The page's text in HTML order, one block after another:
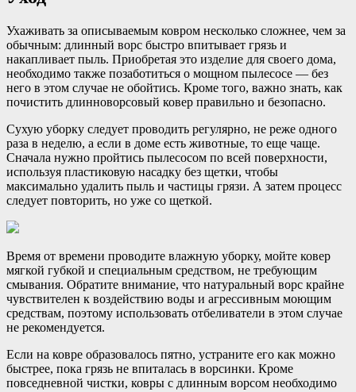
Ухаживать за описываемым ковром несколько сложнее, чем за
обычным: длинный ворс быстро впитывает грязь и
накапливает пыль. Приобретая это изделие для своего дома,
необходимо также позаботиться о мощном пылесосе — без
него в этом случае не обойтись. Кроме того, важно знать, как
почистить длинноворсовый ковер правильно и безопасно.
Сухую уборку следует проводить регулярно, не реже одного
раза в неделю, а если в доме есть животные, то еще чаще.
Сначала нужно пройтись пылесосом по всей поверхности,
используя пластиковую насадку без щетки, чтобы
максимально удалить пыль и частицы грязи. А затем процесс
следует повторить, но уже со щеткой.
Время от времени проводите влажную уборку, мойте ковер
мягкой губкой и специальным средством, не требующим
смывания. Обратите внимание, что натуральный ворс крайне
чувствителен к воздействию воды и агрессивным моющим
средствам, поэтому использовать отбеливатели в этом случае
не рекомендуется.
Если на ковре образовалось пятно, устраните его как можно
быстрее, пока грязь не впиталась в ворсинки. Кроме
повседневной чистки, ковры с длинным ворсом необходимо